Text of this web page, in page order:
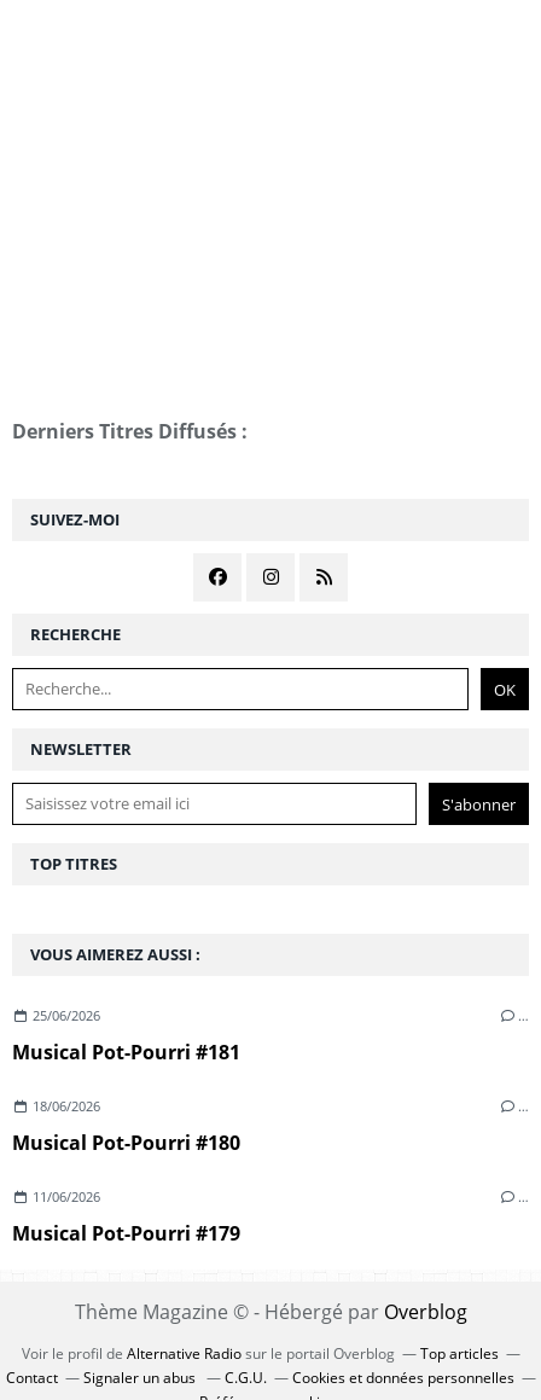
NEWSLETTER
SUIVEZ-MOI
RECHERCHE
VOUS AIMEREZ AUSSI :
25/06/2026 …
Musical Pot-Pourri #181
18/06/2026 …
Musical Pot-Pourri #180
11/06/2026 …
Musical Pot-Pourri #179
Derniers Titres Diffusés :
TOP TITRES
Thème Magazine © - Hébergé par Overblog
Voir le profil de Alternative Radiosur le portail Overblog
Top articles
Contact
Signaler un abus C.G.U.
Cookies et données personnelles